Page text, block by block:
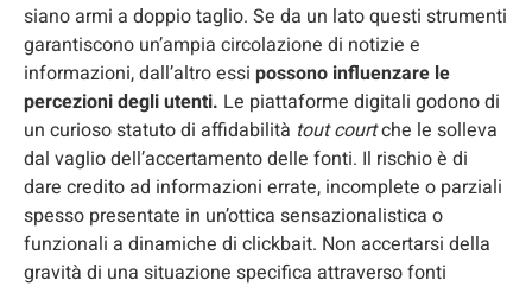
siano armi a doppio taglio. Se da un lato questi strumenti
garantiscono un’ampia circolazione di notizie e
informazioni, dall’altro essi possono influenzare le
percezioni degli utenti. Le piattaforme digitali godono di
un curioso statuto di affidabilità tout courtche le solleva
dal vaglio dell’accertamento delle fonti. Il rischio è di
dare credito ad informazioni errate, incomplete o parziali
spesso presentate in un’ottica sensazionalistica o
funzionali a dinamiche di clickbait. Non accertarsi della
gravità di una situazione specifica attraverso fonti